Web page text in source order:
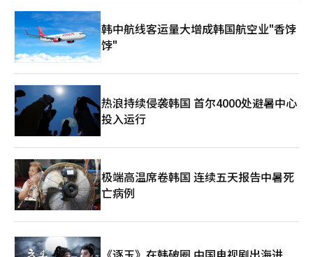
卡茨‌、亚洲开发银行副行长斯科特·莫里斯等将出席论坛，韩国对
外经济政策研究院院长李时昱也连续第二年参会。 中国国务院总
理李强在论坛开幕式上发表主题演讲，蒂姆·库克致贺词。本次年
会将围绕宏观政策与高质量发展，消费增长的新趋势和新机遇，全
球绿色低碳转型与可持续发展，“健康中国2030”与大健康产业
发展，人口变化与经济增长的机遇和挑战，新能源产业发展与国际
合作，技术创新与未来产业发展，制造业数智化转型，应对不确定
性：全球风险、增长机遇与合作，支持高质量发展的金融创新，人
工智能产业化应用，扩大服务业高水平对外开放，人工智能治理：
挑战与合作等议题举行13场专题研讨会，以及数场闭门研讨会。
韩中航线客运量大增成韩国航空业"香饽
饽"
热浪持续侵袭韩国 首尔4000处避暑中心
投入运行
极端高温席卷韩国 连续五天报告中暑死
亡病例